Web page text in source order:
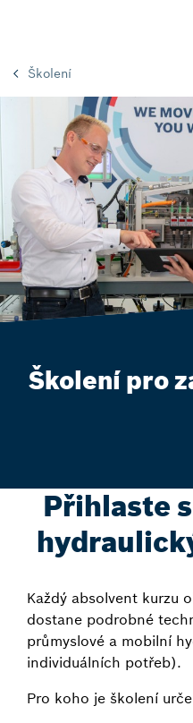
Školení
Školení pro
Přihlaste
Každý absolvent kurzu
dostane podrobné
průmyslové a mobilní
individuálních potřeb).
Pro koho je školení